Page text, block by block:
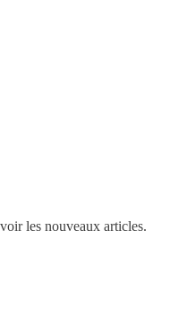
les nouveaux articles.